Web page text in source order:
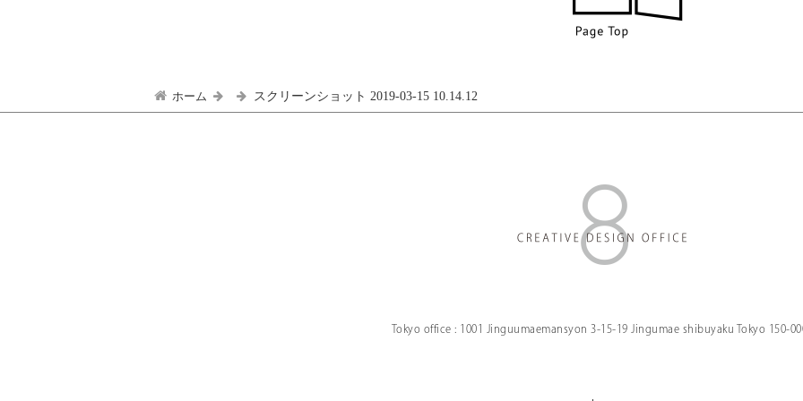
ホーム スクリーンショット 2019-03-15 10.14.12
Tokyo office : 1001 Jinguumaemansyon 3-15-19 Jingumae shibuyaku Tokyo 150-